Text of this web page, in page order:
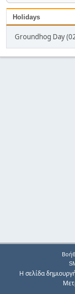
Holidays
Groundhog Day
Η σελίδα